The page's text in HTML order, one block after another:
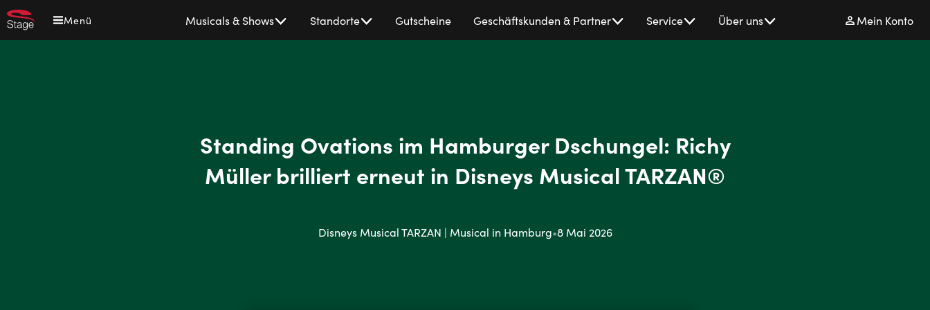
Direkt
zum
Menü
navigation
Musicals & Shows Standorte Gutscheine Geschäftskunden & Partner Service Über uns Mein Konto
Standing Ovations im Hamburger Dschungel: Richy
Müller brilliert erneut in Disneys Musical TARZAN®
Disneys Musical TARZAN | Musical in Hamburg•8 Mai 2026